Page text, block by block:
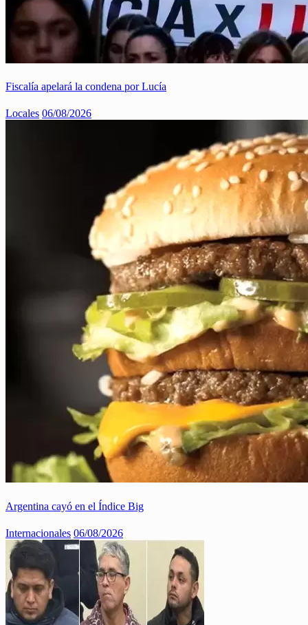
Fiscalía apelará la condena por Lucía
Locales 06/08/2026
Argentina cayó en el Índice Big
Internacionales 06/08/2026